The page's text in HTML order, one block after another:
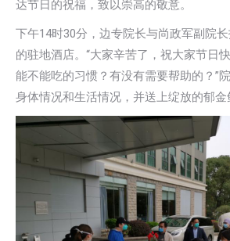
达节日的祝福，致以崇高的敬意。
下午14时30分，边专院长与尚政军副院
的驻地酒店。“大家辛苦了，祝大家节日
能不能吃的习惯？有没有需要帮助的？”
身体情况和生活情况，并送上绽放的郁金